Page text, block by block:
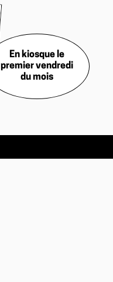
En kiosque le
premier vendredi
du mois